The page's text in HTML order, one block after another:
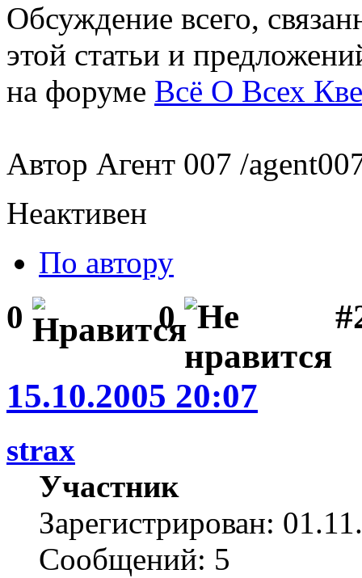
Обсуждение всего,
этой статьи и
на форуме Всё О Всех
Автор Агент 007 /
Неактивен
По автору
0 0
15.10.2005 20:07
strax
Участник
Зарегистрирован:
Сообщений: 5